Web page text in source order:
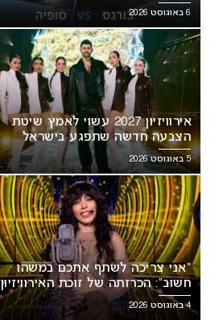
6 באוגוסט 2026
אירוויזיון 2027 עשוי לאמץ שיטת
הצבעה חדשה שתפגע בישראל
5 באוגוסט 2026
“אני צריכה לשתף אתכם במשהו
חשוב”: הכרזתה של זוכת האירוויזיון
מסעירה את הרשת
4 באוגוסט 2026